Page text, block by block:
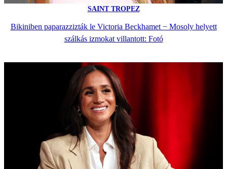
SAINT TROPEZ
Bikiniben paparazzizták le Victoria Beckhamet − Mosoly helyett
szálkás izmokat villantott: Fotó